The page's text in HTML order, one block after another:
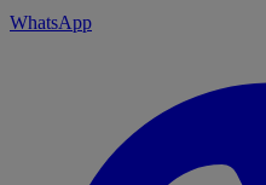
WhatsApp